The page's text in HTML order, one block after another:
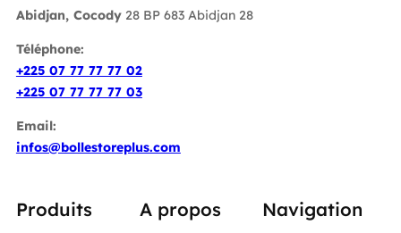
Abidjan, Cocody28 BP 683 Abidjan 28
Téléphone:
+225 07 77 77 77 02
+225 07 77 77 77 03
Email:
infos@bollestoreplus.com
Produits A propos Navigation